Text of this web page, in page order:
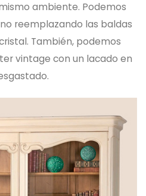
ambiente. Podemos
reemplazando las baldas
También, podemos
vintage con un lacado en